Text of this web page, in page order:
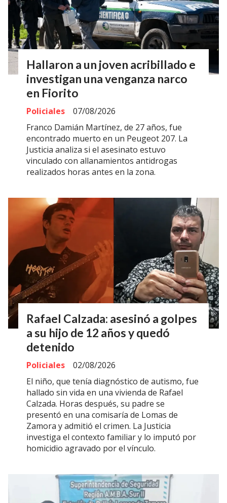
Hallaron a un joven acribillado e
investigan una venganza narco
en Fiorito
Policiales
07/08/2026
Franco Damián Martínez, de 27 años, fue
encontrado muerto en un Peugeot 207. La
Justicia analiza si el asesinato estuvo
vinculado con allanamientos antidrogas
realizados horas antes en la zona.
Rafael Calzada: asesinó a golpes
a su hijo de 12 años y quedó
detenido
Policiales
02/08/2026
El niño, que tenía diagnóstico de autismo, fue
hallado sin vida en una vivienda de Rafael
Calzada. Horas después, su padre se
presentó en una comisaría de Lomas de
Zamora y admitió el crimen. La Justicia
investiga el contexto familiar y lo imputó por
homicidio agravado por el vínculo.